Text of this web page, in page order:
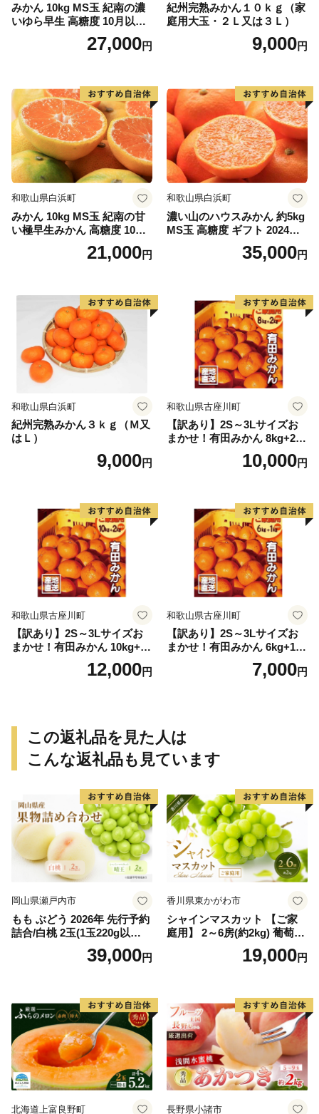
て岩屋を形成し、滝の裏側から眺めることができる「裏
見の滝」。裏から見るとカーテンのような神秘的な姿
で、パワースポットにもなっています。
◆お問い合わせ先◆
==============================
鏡野町ふるさと納税コールセンター
TEL ：050-3355-7158
MAIL：o.kagamino@do-furusato.jp
受付時間：平日9:00〜17:15
==============================
みかん 10kg MS玉 紀南の濃
いゆら早生 高糖度 10月以降
発送 マルチ被覆栽培27,000円
紀州完熟みかん１０ｋｇ（家
庭用大玉・２Ｌ又は３Ｌ）
9,000円
和歌山県白浜町
みかん 10kg MS玉 紀南の甘
い極早生みかん 高糖度 10月
以降発送 マルチ被覆栽培
21,000円
和歌山県白浜町
濃い山のハウスみかん 約5kg
MS玉 高糖度 ギフト 2024年7
35,000円
和歌山県白浜町
紀州完熟みかん３ｋｇ（Ｍ又
はＬ）
9,000円
和歌山県古座川町
【訳あり】2S～3Lサイズお
まかせ！有田みかん 8kg+2kg
保証分 11月から12月下旬ま
でに順次発送致します。 / 訳
ん 和歌山 ご家庭用
10,000円
和歌山県古座川町
【訳あり】2S～3Lサイズお
まかせ！有田みかん 10kg+2k
g保証分 11月から12月下旬ま
でに順次発送致します。 / 訳
12,000円
和歌山県古座川町
【訳あり】2S～3Lサイズお
まかせ！有田みかん 6kg+1kg
保証分 11月から12月下旬ま
でに順次発送致します。 / 訳
7,000円
この返礼品を見た人は
こんな返礼品も見ています
岡山県瀬戸内市
もも ぶどう 2026年 先行予約
詰合/白桃 2玉(1玉220g以
上)・シャインマスカット 晴
39,000円
香川県東かがわ市
シャインマスカット 【ご家
庭用】 2～6房(約2kg) 葡萄 ぶ
どう ブドウ フルーツ 果物 く
だもの 果実 旬の果物 旬のフ
19,000円
北海道上富良野町 長野県小諸市